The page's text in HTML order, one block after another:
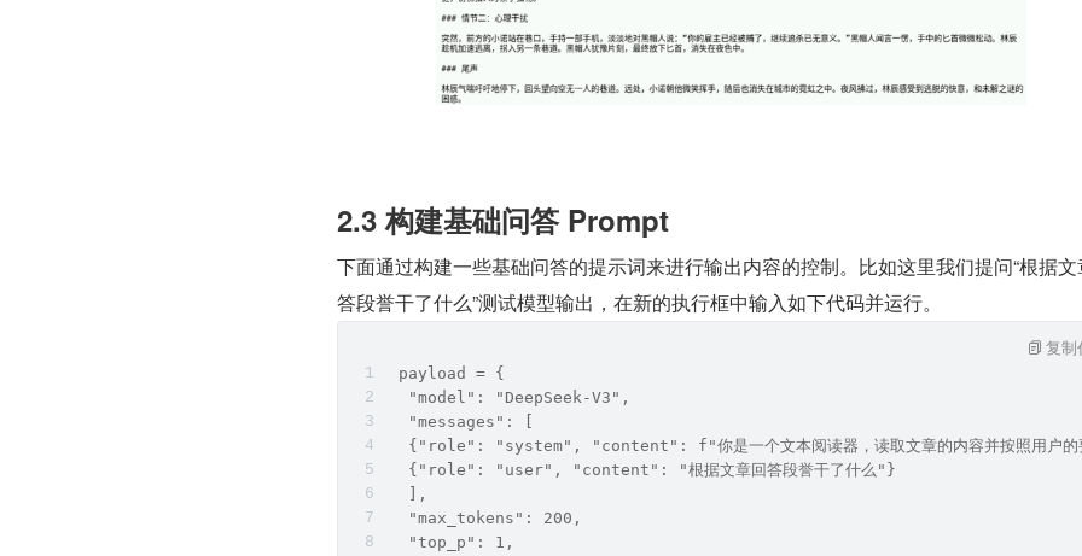
2.3 构建基础问答 Prompt
下面通过构建一些基础问答的提示词来进行输出内容的控制。比如这里我们提问“根据
答段誉干了什么”测试模型输出，在新的执行框中输入如下代码并运行。
payload = {
  "model": "DeepSeek-V3",
  "messages": [
{"role": "system", "content": f"你是一个文本阅读器，读取文章的内容并按照用户的
  {"role": "user", "content": "根据文章回答段誉干了什么"}
  ],
  "max_tokens": 200,
  "top_p": 1,
复制